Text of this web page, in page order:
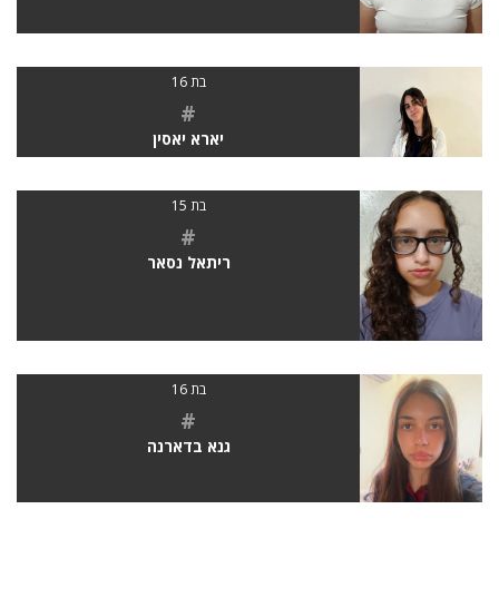
בת 16
#
יארא יאסין
בת 15
#
ריתאל נסאר
בת 16
#
גנא בדארנה